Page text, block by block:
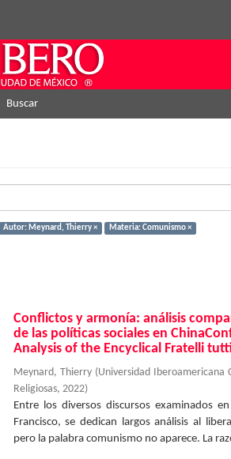
Buscar
Autor: Meynard, Thierry × Materia: Comunismo ×
Conflictos y armonía: análisis
de las políticas sociales en
Analysis of the Encyclical Fratelli
Meynard, Thierry (Universidad Iberoamericana
Religiosas, 2022)
Entre los diversos discursos examinados
Francisco, se dedican largos análisis al
pero la palabra comunismo no aparece. La